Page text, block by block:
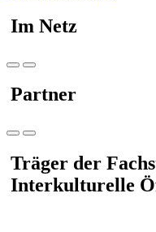
Im Netz
Partner
Träger der
Interkulturelle